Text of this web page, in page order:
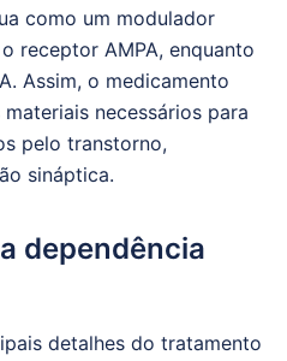
como um modulador
receptor AMPA, enquanto
Assim, o medicamento
necessários para
​​pelo transtorno,
sináptica.
dependência
detalhes do tratamento